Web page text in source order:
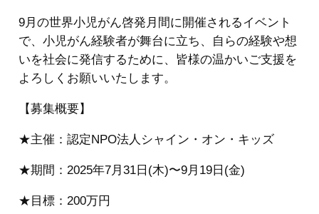
9月の世界小児がん啓発月間に開催されるイベント
で、小児がん経験者が舞台に立ち、自らの経験や想
いを社会に発信するために、皆様の温かいご支援を
よろしくお願いいたします。
【募集概要】
★主催：認定NPO法人シャイン・オン・キッズ
★期間：2025年7月31日(木)〜9月19日(金)
★目標：200万円